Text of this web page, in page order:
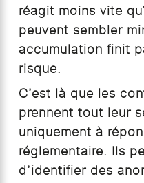
réagit moins vite
peuvent sembler
accumulation finit
risque.
C’est là que les
prennent tout leur
uniquement à
réglementaire. Ils
d’identifier des